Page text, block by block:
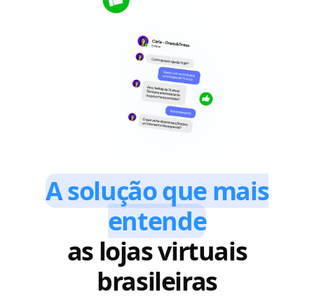
A solução que mais
entende
as lojas virtuais
brasileiras